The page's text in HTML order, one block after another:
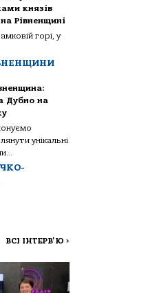
князів
Рівненщині
горі, у
Дубно на
унікальні
ВСІ ІНТЕРВ'Ю >